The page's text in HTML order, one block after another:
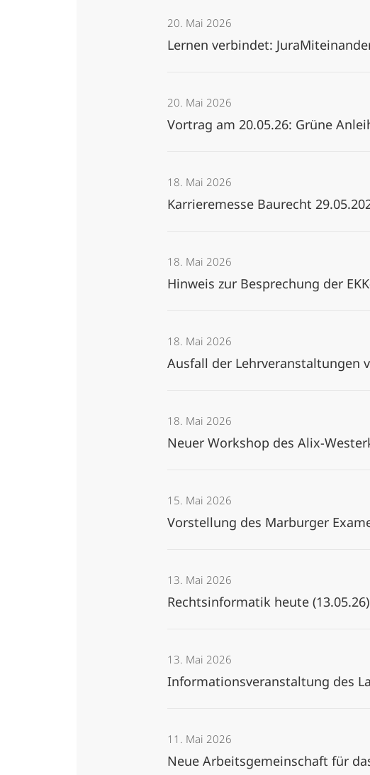
20. Mai 2026
Lernen verbindet:
20. Mai 2026
Vortrag am 20.05.26: Grüne
18. Mai 2026
Karrieremesse Baurecht
18. Mai 2026
Hinweis zur Besprechung der
18. Mai 2026
Ausfall der Lehrveranstaltungen
18. Mai 2026
Neuer Workshop des Alix-
15. Mai 2026
Vorstellung des Marburger
13. Mai 2026
Rechtsinformatik heute
13. Mai 2026
Informationsveranstaltung des
11. Mai 2026
Neue Arbeitsgemeinschaft für